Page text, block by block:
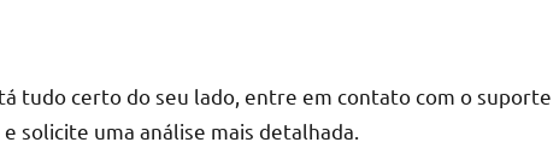
tudo certo do seu lado, entre em contato com o suporte
solicite uma análise mais detalhada.